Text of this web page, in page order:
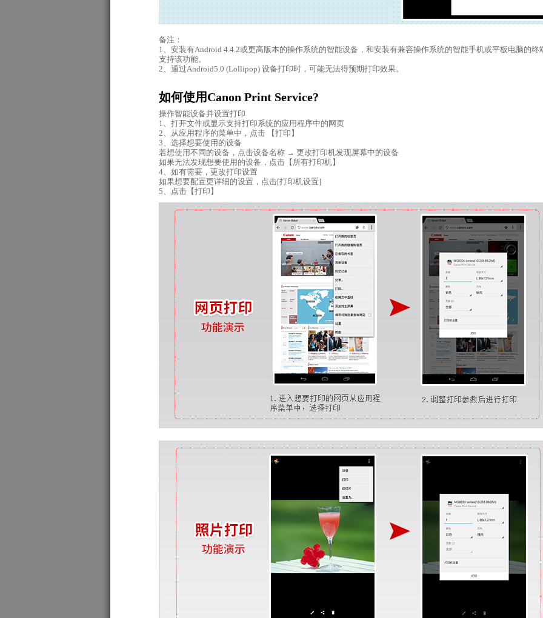
备注：
1、安装有Android 4.4.2或更高版本的操作系统的智能设备，和安装有兼容操作系统的智能手机或平板电脑的终
支持该功能。
2、通过Android5.0 (Lollipop) 设备打印时，可能无法得预期打印效果。
如何使用Canon Print Service?
操作智能设备并设置打印
1、打开文件或显示支持打印系统的应用程序中的网页
2、从应用程序的菜单中，点击 【打印】
3、选择想要使用的设备
若想使用不同的设备，点击设备名称 → 更改打印机发现屏幕中的设备
如果无法发现想要使用的设备，点击【所有打印机】
4、如有需要，更改打印设置
如果想要配置更详细的设置，点击[打印机设置]
5、点击【打印】